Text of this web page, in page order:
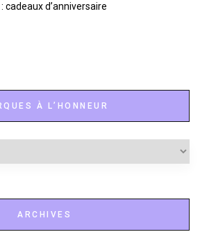
: cadeaux d’anniversaire
À L’HONNEUR
ARCHIVES